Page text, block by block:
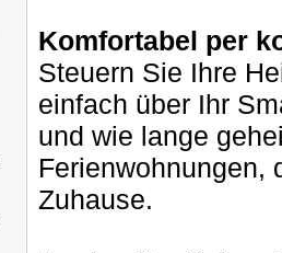
Komfortabel per
Steuern Sie Ihre
einfach über Ihr
und wie lange
Ferienwohnungen,
Zuhause.